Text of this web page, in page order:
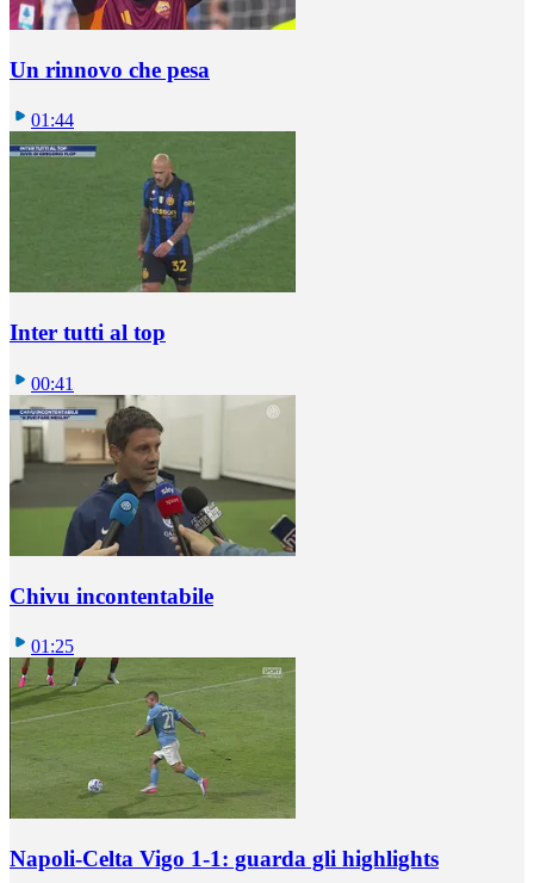
Un rinnovo che pesa
01:44
Inter tutti al top
00:41
Chivu incontentabile
01:25
Napoli-Celta Vigo 1-1: guarda gli highlights